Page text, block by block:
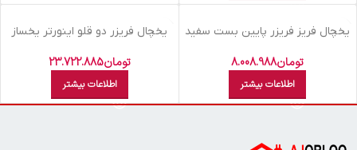
اتمام موجودی
يخچال فريز فريزر پايين بست سفيد
تومان8.008.988
اطلاعات بیشتر
اتمام موجودی
یخچال فريزر دو قلو اينورتر يخساز
W
تومان23.722.885
اطلاعات بیشتر